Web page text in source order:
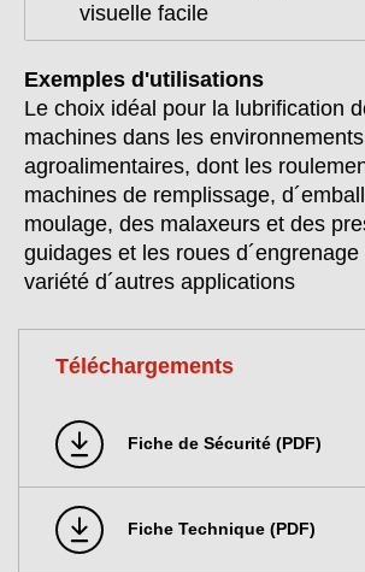
visuelle facile
Exemples d'utilisations
Le choix idéal pour la lubrification
machines dans les environnements
agroalimentaires, dont les
machines de remplissage,
moulage, des malaxeurs et des
guidages et les roues
variété d´autres applications
Téléchargements
Fiche de Sécurité (PDF)
Fiche Technique (PDF)